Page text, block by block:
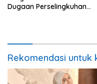
Dugaan Perselingkuhan
Rekomendasi untuk